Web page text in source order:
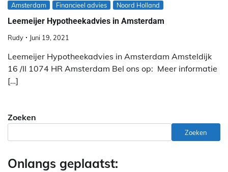
Amsterdam Financieel advies Noord Holland
Leemeijer Hypotheekadvies in Amsterdam
Rudy Juni 19, 2021
Leemeijer Hypotheekadvies in Amsterdam Amsteldijk
16 /II 1074 HR Amsterdam Bel ons op: Meer informatie
[…]
Zoeken
Zoeken
Onlangs geplaatst: